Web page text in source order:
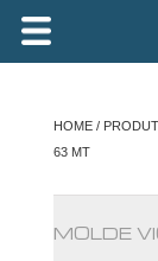
HOME/
63 MT
MOLDE